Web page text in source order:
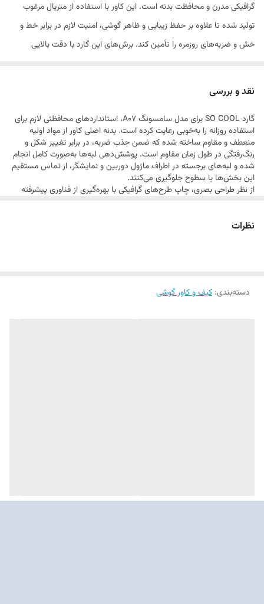
گرافیکی مدرن و محافظت بدنه است. این کاور با استفاده از متریال مرغوب
تولید شده تا علاوه بر حفظ زیبایی و ظاهر گوشی، امنیت لازم در برابر خط و
خش و ضربه‌های روزمره را تأمین کند. برش‌های این گارد با دقت بالایی
کاربرانی است که به دنبال استایلی متمایز و کارایی بالا هستند.
نقد و بررسی
گارد SO COOL برای مدل سامسونگ A07، استانداردهای محافظتی لازم برای
استفاده روزانه را به‌خوبی رعایت کرده است. بدنه اصلی کاور از مواد اولیه
منعطف و مقاوم ساخته شده که ضمن جذب ضربه، در برابر تغییر شکل و
رنگ‌رفتگی در طول زمان مقاوم است. پوشش‌دهی لبه‌ها به‌صورت کامل انجام
شده و لبه‌های برجسته در اطراف ماژول دوربین و نمایشگر، از تماس مستقیم
این بخش‌ها با سطوح جلوگیری می‌کنند.
از نظر طراحی بصری، چاپ طرح‌های گرافیکی با بهره‌گیری از فناوری پیشرفته
گوشی اضافه نشود و در عین حال، خاصیت ضد لغزش سطح کاور، در دست
نظرات
دسته‌بندی: کیف و کاور گوشی